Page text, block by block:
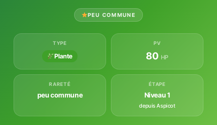
PEU COMMUNE
TYPE
Plante
PV
80 HP
RARETÉ
peu commune
ÉTAPE
Niveau 1
depuis Aspicot